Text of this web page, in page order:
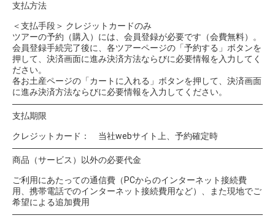
支払方法
＜支払手段＞ クレジットカードのみ
ツアーの予約（購入）には、会員登録が必要です（会費無料）。
会員登録手続完了後に、各ツアーページの「予約する」ボタンを
押して、決済画面に進み決済方法ならびに必要情報を入力してく
ださい。
各お土産ページの「カートに入れる」ボタンを押して、決済画面
に進み決済方法ならびに必要情報を入力してください。
支払期限
クレジットカード： 当社webサイト上、予約確定時
商品（サービス）以外の必要代金
ご利用にあたっての通信費（PCからのインターネット接続費
用、携帯電話でのインターネット接続費用など）、また現地でご
希望による追加費用